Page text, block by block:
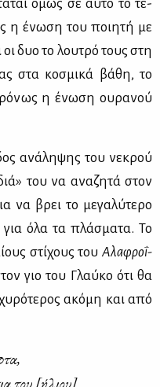
όμως σε αυ­τό το τε­
η ένω­ση του ποι­η­τή με
δυο το λου­τρό τους στη
στα κο­σμι­κά βά­θη, το
η ένω­ση ου­ρα­νού
ανά­λη­ψης του νε­κρού
του να ανα­ζη­τά στον
να βρει το με­γα­λύ­τε­ρο
όλα τα πλά­σμα­τα. Το
στί­χους του Αλα­φρο­ΐ­
γιο του Γλαύ­κο ότι θα
ακό­μη και από